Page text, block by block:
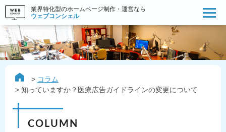
業界特化型のホームページ制作・運営なら
ウェブコンシェル
コラム
知っていますか？医療広告ガイドラインの変更について
COLUMN